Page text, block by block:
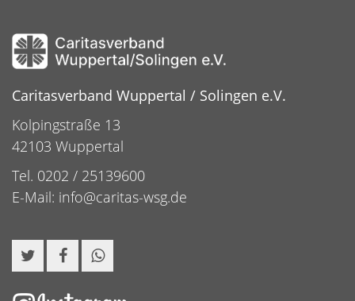
Caritasverband Wuppertal / Solingen e.V.
Kolpingstraße 13
42103 Wuppertal
Tel. 0202 / 25139600
E-Mail: info@caritas-wsg.de